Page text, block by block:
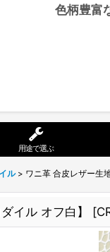
色柄豊富
用途で選ぶ
ル > ワニ革 合皮レザー生
イル オフ白】 [